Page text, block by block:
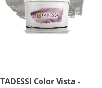
TADESSI Color Vista -